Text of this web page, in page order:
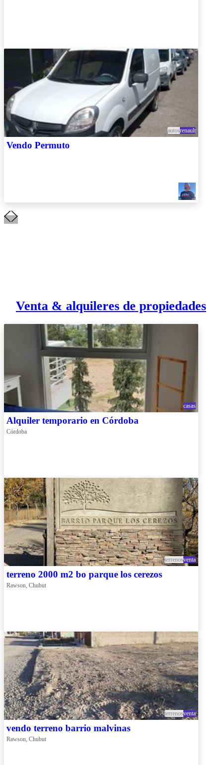
autosrenault
Vendo Permuto
Venta & alquileres de propiedades
casas
Alquiler temporario en Córdoba
Córdoba
terrenosventa
terreno 2000 m2 bo parque los cerezos
Rawson, Chubut
terrenosventa
vendo terreno barrio malvinas
Rawson, Chubut